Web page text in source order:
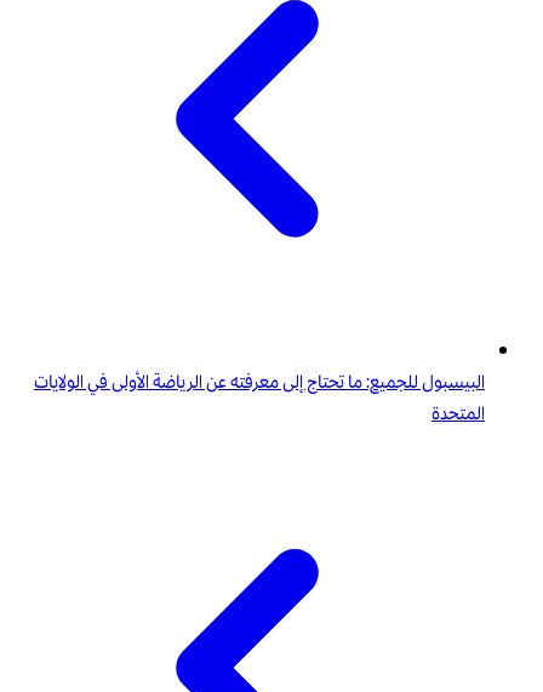
البيسبول للجميع: ما تحتاج إلى معرفته عن الرياضة الأولى في الولايات
المتحدة